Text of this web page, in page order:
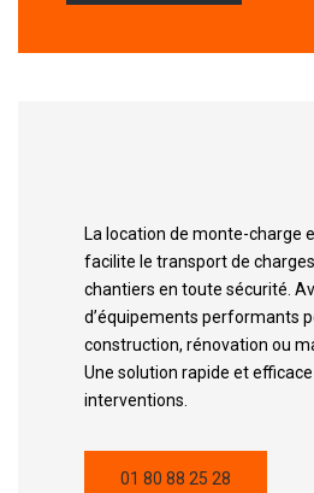
La location de monte-charge
facilite le transport de
chantiers en toute sécurité.
d’équipements performants
construction, rénovation ou
Une solution rapide et
interventions.
01 80 88 25 28